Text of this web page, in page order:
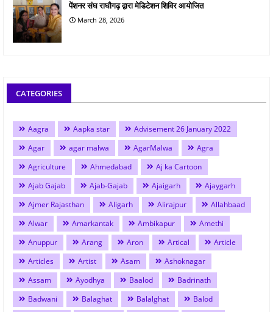
पेंशनर संघ राघौगढ़ द्वारा मेडिटेशन शिविर आयोजित
March 28, 2026
CATEGORIES
Aagra Aapka star
Advisement 26 January 2022
Agar
agar malwa AgarMalwa
Agra
Agriculture
Ahmedabad
Aj ka Cartoon
Ajab Gajab
Ajab-Gajab Ajaigarh
Ajaygarh
Ajmer Rajasthan
Aligarh Alirajpur
Allahbaad
Alwar
Amarkantak Ambikapur
Amethi
Anuppur
Arang Aron Artical
Article
Articles
Artist Asam
Ashoknagar
Assam
Ayodhya Baalod
Badrinath
Badwani
Balaghat Balalghat
Balod